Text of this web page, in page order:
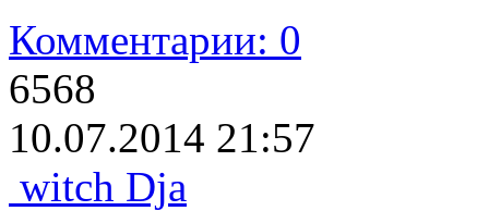
Комментарии: 0
6568
10.07.2014 21:57
witch Dja